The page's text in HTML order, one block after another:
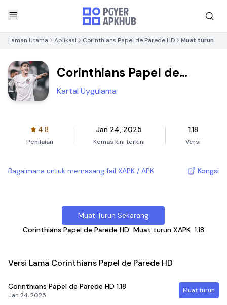
Laman Utama Aplikasi Corinthians Papel de Parede HD Muat turun
Corinthians Papel de
Parede HD
Kartal Uygulama
4.8
Penilaian
Jan 24, 2025
Kemas kini terkini
1.18
Versi
Bagaimana untuk memasang fail XAPK / APK Kongsi
Muat Turun Sekarang
Corinthians Papel de Parede HD Muat turun XAPK 1.18
Versi Lama Corinthians Papel de Parede HD
Corinthians Papel de Parede HD 1.18
Jan 24, 2025
Muat turun